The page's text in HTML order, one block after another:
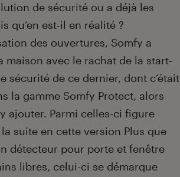
de sécurité ou a déjà les
qu’en est-il en réalité ?
des ouvertures, Somfy a
maison avec le rachat de la start-
sécurité de ce dernier, dont c’était
la gamme Somfy Protect, alors
ajouter. Parmi celles-ci figure
suite en cette version Plus que
détecteur pour porte et fenêtre
libres, celui-ci se démarque